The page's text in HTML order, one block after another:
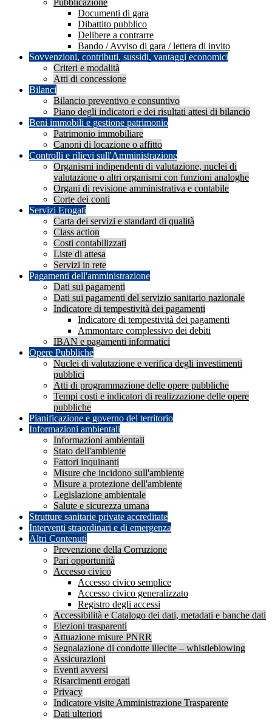
Pubblicazione
Documenti di gara
Dibattito pubblico
Delibere a contrarre
Bando / Avviso di gara / lettera di invito
Sovvenzioni, contributi, sussidi, vantaggi economici
Criteri e modalità
Atti di concessione
Bilanci
Bilancio preventivo e consuntivo
Piano degli indicatori e dei risultati attesi di bilancio
Beni immobili e gestione patrimonio
Patrimonio immobiliare
Canoni di locazione o affitto
Controlli e rilievi sull'Amministrazione
Organismi indipendenti di valutazione, nuclei di
valutazione o altri organismi con funzioni analoghe
Organi di revisione amministrativa e contabile
Corte dei conti
Servizi Erogati
Carta dei servizi e standard di qualità
Class action
Costi contabilizzati
Liste di attesa
Servizi in rete
Pagamenti dell'amministrazione
Dati sui pagamenti
Dati sui pagamenti del servizio sanitario nazionale
Indicatore di tempestività dei pagamenti
Indicatore di tempestività dei pagamenti
Ammontare complessivo dei debiti
IBAN e pagamenti informatici
Opere Pubbliche
Nuclei di valutazione e verifica degli investimenti
pubblici
Atti di programmazione delle opere pubbliche
Tempi costi e indicatori di realizzazione delle opere
pubbliche
Pianificazione e governo del territorio
Informazioni ambientali
Informazioni ambientali
Stato dell'ambiente
Fattori inquinanti
Misure che incidono sull'ambiente
Misure a protezione dell'ambiente
Legislazione ambientale
Salute e sicurezza umana
Strutture sanitarie private accreditate
Interventi straordinari e di emergenza
Altri Contenuti
Prevenzione della Corruzione
Pari opportunità
Accesso civico
Accesso civico semplice
Accesso civico generalizzato
Registro degli accessi
Accessibilità e Catalogo dei dati, metadati e banche dati
Elezioni trasparenti
Attuazione misure PNRR
Segnalazione di condotte illecite – whistleblowing
Assicurazioni
Eventi avversi
Risarcimenti erogati
Privacy
Indicatore visite Amministrazione Trasparente
Dati ulteriori